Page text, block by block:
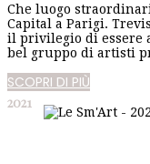
Che luogo
Capital a Parigi.
il privilegio di essere
bel gruppo di artisti
SCOPRI DI PIÙ
2021